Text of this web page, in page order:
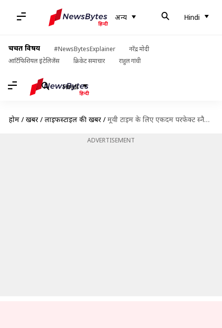
अन्य Hindi
चर्चित विषय #NewsBytesExplainer
नरेंद्र मोदी
आर्टिफिशियल इंटेलिजेंस
क्रिकेट समाचार राहुल गांधी
Hindi
होम / खबरें / लाइफस्टाइल की खबरें / मूवी टाइम के लिए एकदम परफेक्ट स्नैक्स है कैरेमल मखाने, घर पर ऐसे करें तैयार
ADVERTISEMENT